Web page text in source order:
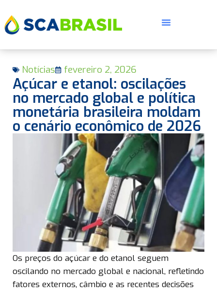
Notícias fevereiro 2, 2026
Açúcar e etanol: oscilações
no mercado global e política
monetária brasileira moldam
o cenário econômico de 2026
Os preços do açúcar e do etanol seguem
oscilando no mercado global e nacional, refletindo
fatores externos, câmbio e as recentes decisões